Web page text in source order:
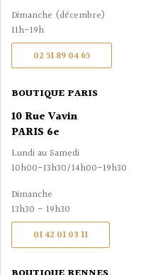
Dimanche (décembre)
11h-19h
02 51 89 04 65
BOUTIQUE PARIS
10 Rue Vavin
PARIS 6e
Lundi au Samedi
10h00-13h30/14h00-19h30
Dimanche
13h30 - 19h30
01 42 01 03 11